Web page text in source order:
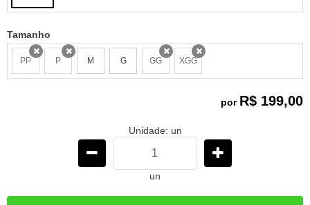
Tamanho
PPx P M G GGx XGG
x
por R$ 199,00
Unidade: un
un